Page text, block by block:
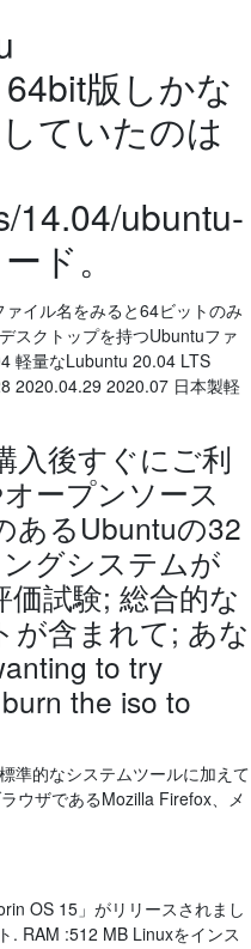
版しかな
ていたのは
14.04/ubuntu-
ド。
イル名をみると64ビットのみ
スクトップを持つUbuntuファ
軽量なLubuntu 20.04 LTS
2020.04.29 2020.07 日本製軽
入後すぐにご利
ープンソース
あるUbuntuの32
グシステムが
試験; 総合的な
が含まれて; あな
to try
the iso to
準的なシステムツールに加えて
ウザであるMozilla Firefox、メ
OS 15」がリリースされまし
. RAM :512 MB Linuxをインス